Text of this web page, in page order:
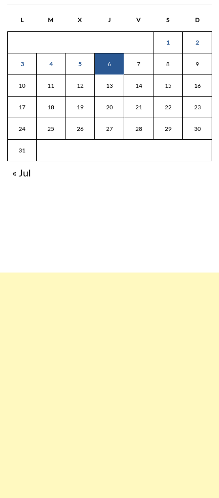
L M X J V S D
1 2
3 4 5 6 7 8 9
10 11 12 13 14 15 16
17 18 19 20 21 22 23
24 25 26 27 28 29 30
31
« Jul